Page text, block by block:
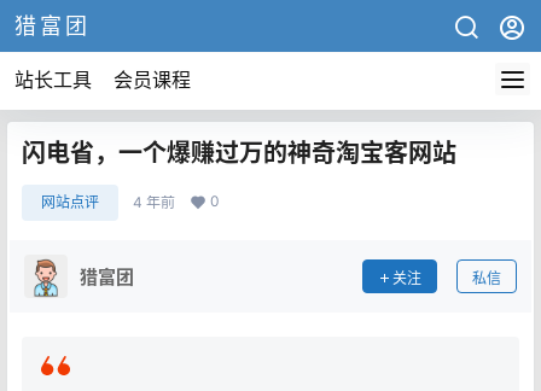
猎富团
站长工具 会员课程
闪电省，一个爆赚过万的神奇淘宝客网站
网站点评 4 年前 0
猎富团 关注 私信